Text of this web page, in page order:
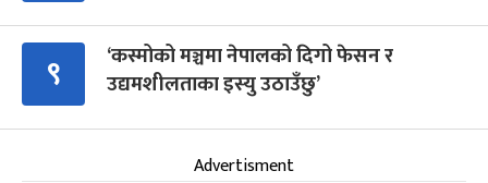
९
‘कस्मोको मञ्चमा नेपालको दिगो फेसन र
उद्यमशीलताका इस्यु उठाउँछु’
Advertisment